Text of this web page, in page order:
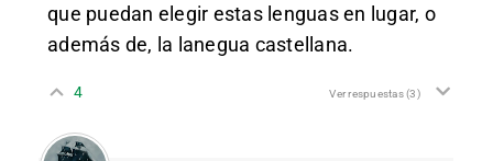
que puedan elegir estas lenguas en lugar, o
además de, la lanegua castellana.
4 Ver respuestas(3)